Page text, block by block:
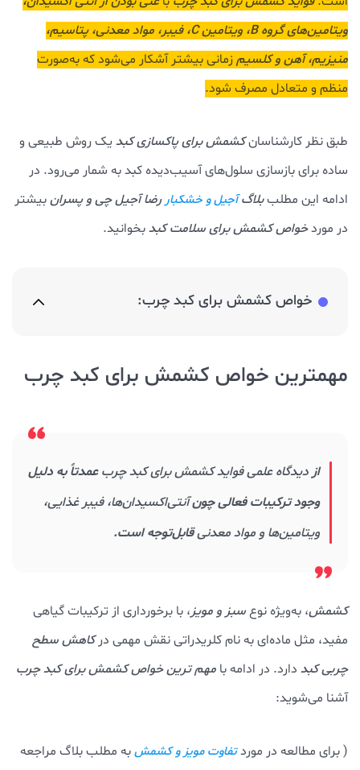
ویتامین‌های گروه B، ویتامین C، فیبر، مواد معدنی، پتاسیم،
منیزیم، آهن و کلسیم زمانی بیشتر آشکار می‌شود که به‌صورت
منظم و متعادل مصرف شود.
طبق نظر کارشناسانکشمش برای پاکسازی کبد یک روش طبیعی و
ساده برای بازسازی سلول‌های آسیب‌دیده کبد به شمار می‌رود. در
ادامه این مطلببلاگآجیل و خشکباررضا آجیل چی و پسرانبیشتر
در موردخواص کشمش برای سلامت کبدبخوانید.
خواص کشمش برای کبد چرب:
مهمترین خواص کشمش برای کبد چرب
ازدیدگاه علمی فواید کشمش برای کبد چربعمدتاً به دلیل
وجود ترکیبات فعالی چونآنتی‌اکسیدان‌ها، فیبر غذایی،
ویتامین‌ها و مواد معدنیقابل‌توجه است.
کشمش، به‌ویژه نوعسبز و مویز، با برخورداری از ترکیبات گیاهی
مفید، مثل ماده‌ای به نام کلریدراتی نقش مهمی درکاهش سطح
چربی کبد دارد. در ادامه با مهم‌ ترین خواص کشمش برای کبد چرب
آشنا می‌شوید:
( برای مطالعه در موردتفاوت مویز و کشمشبه مطلب بلاگ مراجعه